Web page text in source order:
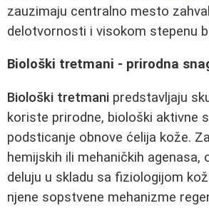
zauzimaju centralno mesto
delotvornosti i visokom stepenu
Biološki tretmani - prirodna
Biološki tretmani predstavljaju
koriste prirodne, biološki aktivne
podsticanje obnove ćelija kože.
hemijskih ili mehaničkih agenasa,
deluju u skladu sa fiziologijom
njene sopstvene mehanizme